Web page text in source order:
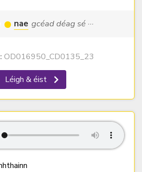
nae gcéad déag sé ···
: OD016950_CD0135_23
Léigh & éist